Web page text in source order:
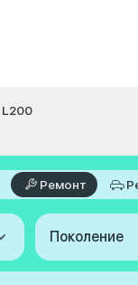
L200
Ремонт
Поколение